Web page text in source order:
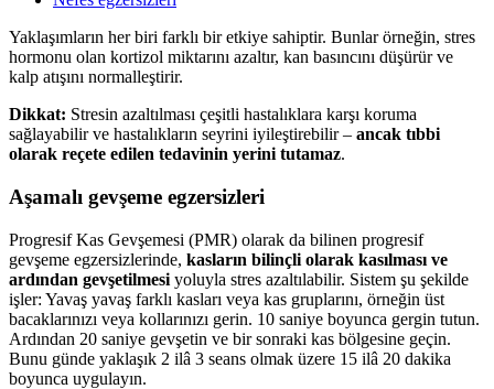
Yaklaşımların her biri farklı bir etkiye sahiptir. Bunlar örneğin, stres
hormonu olan kortizol miktarını azaltır, kan basıncını düşürür ve
kalp atışını normalleştirir.
Dikkat: Stresin azaltılması çeşitli hastalıklara karşı koruma
sağlayabilir ve hastalıkların seyrini iyileştirebilir – ancak tıbbi
olarak reçete edilen tedavinin yerini tutamaz.
Aşamalı gevşeme egzersizleri
Progresif Kas Gevşemesi (PMR) olarak da bilinen progresif
gevşeme egzersizlerinde, kasların bilinçli olarak kasılması ve
ardından gevşetilmesi yoluyla stres azaltılabilir. Sistem şu şekilde
işler: Yavaş yavaş farklı kasları veya kas gruplarını, örneğin üst
bacaklarınızı veya kollarınızı gerin. 10 saniye boyunca gergin tutun.
Ardından 20 saniye gevşetin ve bir sonraki kas bölgesine geçin.
Bunu günde yaklaşık 2 ilâ 3 seans olmak üzere 15 ilâ 20 dakika
boyunca uygulayın.